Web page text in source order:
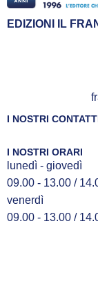
EDIZIONI IL
I NOSTRI
I NOSTRI ORARI
lunedì - giovedì
09.00 - 13.00 /
venerdì
09.00 - 13.00 /